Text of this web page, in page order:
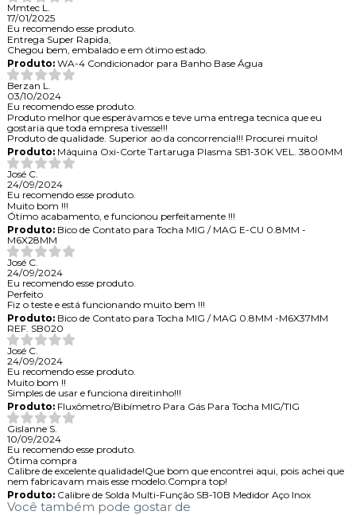
Mmtec L.
17/01/2025
Eu recomendo esse produto.
Entrega Super Rapida,
Chegou bem, embalado e em ótimo estado.
Produto:WA-4 Condicionador para Banho Base Água
Berzan L.
03/10/2024
Eu recomendo esse produto.
Produto melhor que esperávamos e teve uma entrega tecnica que eu
gostaria que toda empresa tivesse!!!
Produto de qualidade. Superior ao da concorrencia!!! Procurei muito!
Produto:Máquina Oxi-Corte Tartaruga Plasma SB1-30K VEL. 3800MM
José C.
24/09/2024
Eu recomendo esse produto.
Muito bom !!!
Ótimo acabamento, e funcionou perfeitamente !!!
Produto:Bico de Contato para Tocha MIG / MAG E-CU 0.8MM -
M6X28MM
José C.
24/09/2024
Eu recomendo esse produto.
Perfeito
Fiz o teste e está funcionando muito bem !!!
Produto:Bico de Contato para Tocha MIG / MAG 0.8MM -M6X37MM
REF. SB020
José C.
24/09/2024
Eu recomendo esse produto.
Muito bom !!
Simples de usar e funciona direitinho!!!
Produto:Fluxômetro/Bibímetro Para Gás Para Tocha MIG/TIG
Gislanne S.
10/09/2024
Eu recomendo esse produto.
Ótima compra
Calibre de excelente qualidade!Que bom que encontrei aqui, pois achei que
nem fabricavam mais esse modelo.Compra top!
Produto:Calibre de Solda Multi-Função SB-10B Medidor Aço Inox
Você também pode gostar de